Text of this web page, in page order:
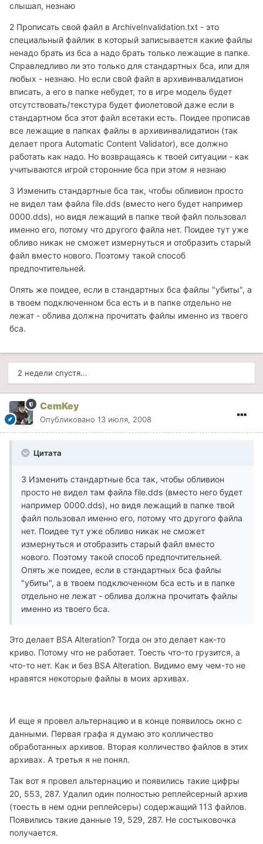
слышал, незнаю
2 Прописать свой файл в ArchiveInvalidation.txt - это
специальный файлик в который записывается какие файлы
ненадо брать из бса а надо брать только лежащие в папке.
Справледливо ли это только для стандартных бса, или для
любых - незнаю. Но если свой файл в архивинвалидатион
вписать, а его в папке небудет, то в игре модель будет
отсутствовать/текстура будет фиолетовой даже если в
стандартном бса этот файл всетаки есть. Поидее прописав
все лежащие в папках файлы в архивинвалидатион (так
делает прога Automatic Content Validator), все должно
работать как надо. Но возвращаясь к твоей ситуации - как
учитываются игрой сторонние бса при этом я незнаю
3 Изменить стандартные бса так, чтобы обливион просто
не видел там файла file.dds (вместо него будет например
0000.dds), но видя лежащий в папке твой файл пользовал
именно его, потому что другого файла нет. Поидее тут уже
обливо никак не сможет измернуться и отобразить старый
файл вместо нового. Поэтому такой способ
предпочтительней.
Опять же поидее, если в стандартных бса файлы "убиты", а
в твоем подключенном бса есть и в папке отдельно не
лежат - облива должна прочитать файлы именно из твоего
бса.
2 недели спустя...
CemKey
Опубликовано 13 июля, 2008
Цитата
3 Изменить стандартные бса так, чтобы обливион
просто не видел там файла file.dds (вместо него будет
например 0000.dds), но видя лежащий в папке твой
файл пользовал именно его, потому что другого файла
нет. Поидее тут уже обливо никак не сможет
измернуться и отобразить старый файл вместо
нового. Поэтому такой способ предпочтительней.
Опять же поидее, если в стандартных бса файлы
"убиты", а в твоем подключенном бса есть и в папке
отдельно не лежат - облива должна прочитать файлы
именно из твоего бса.
Это делает BSA Alteration? Тогда он это делает как-то
криво. Потому что не работает. Тоесть что-то грузится, а
что-то нет. Как и без BSA Alteration. Видимо ему чем-то не
нравятся некоторые файлы в моих архивах.
И еще я провел альтернацию и в конце появилось окно с
данными. Первая графа я думаю это колличество
обработанных архивов. Вторая колличество файлов в этих
архивах. А третья я не понял.
Так вот я провел альтернацию и появились такие цифры
20, 553, 287. Удалил один полностью реплейсерный архив
(тоесть в нем одни реплейсеры) содержащий 113 файлов.
Появились такие данные 19, 529, 287. Не состыковочка
получается.